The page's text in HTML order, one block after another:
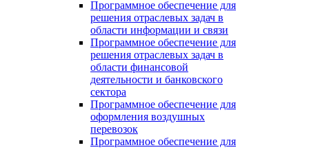
Программное обеспечение для
решения отраслевых задач в
области информации и связи
Программное обеспечение для
решения отраслевых задач в
области финансовой
деятельности и банковского
сектора
Программное обеспечение для
оформления воздушных
перевозок
Программное обеспечение для